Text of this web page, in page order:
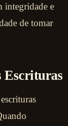
integridade e
de tomar
Escrituras